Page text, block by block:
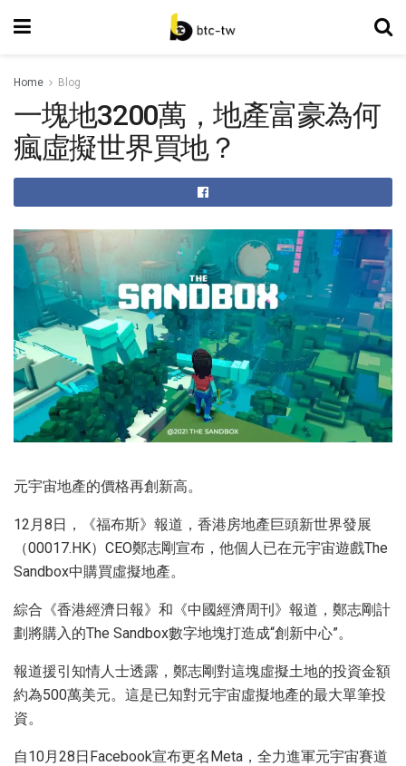
Home Blog
一塊地3200萬，地產富豪為何
瘋虛擬世界買地？
元宇宙地產的價格再創新高。
12月8日，《福布斯》報道，香港房地產巨頭新世界發展
（00017.HK）CEO鄭志剛宣布，他個人已在元宇宙遊戲The
Sandbox中購買虛擬地產。
綜合《香港經濟日報》和《中國經濟周刊》報道，鄭志剛計
劃將購入的The Sandbox數字地塊打造成“創新中心”。
報道援引知情人士透露，鄭志剛對這塊虛擬土地的投資金額
約為500萬美元。這是已知對元宇宙虛擬地產的最大單筆投
資。
自10月28日Facebook宣布更名Meta，全力進軍元宇宙賽道